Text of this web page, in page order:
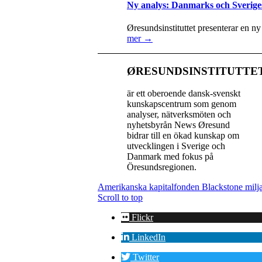
Ny analys: Danmarks och
Øresundsinstituttet presenterar en
mer →
är ett oberoende dansk-svenskt
kunskapscentrum som genom
analyser, nätverksmöten och
nyhetsbyrån News Øresund
bidrar till en ökad kunskap om
utvecklingen i Sverige och
Danmark med fokus på
Öresundsregionen.
Amerikanska kapitalfonden Blackstone
Scroll to top
Flickr
LinkedIn
Twitter